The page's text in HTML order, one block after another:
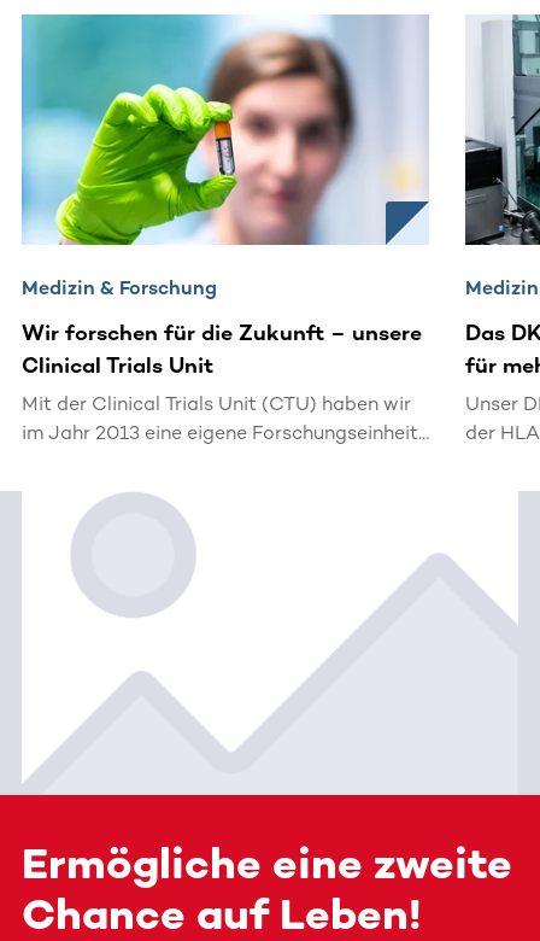
Dieser Bereich enthält horizontal scrollbare Inhalte.
Medizin & Forschung
Wir forschen für die Zukunft – unsere
Clinical Trials Unit
Mit der Clinical Trials Unit (CTU) haben wir
im Jahr 2013 eine eigene Forschungseinheit
internationale Blutkrebsforschung und
bringen innovative Studien auf den Weg.
Das
für
Unser
der
Ermögliche eine zweite
Chance auf Leben!